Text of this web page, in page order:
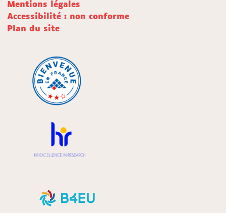
Mentions légales
Accessibilité : non conforme
Plan du site